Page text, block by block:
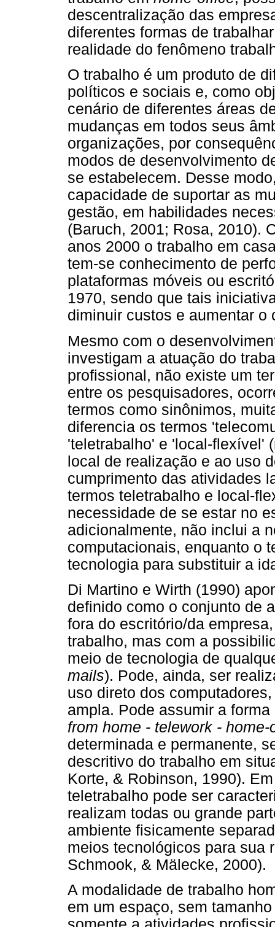
descentralização das
diferentes formas de
realidade do fenômeno
O trabalho é um produto de
políticos e sociais e, como
cenário de diferentes áreas
mudanças em todos seus
organizações, por
modos de desenvolvimento
se estabelecem. Desse
capacidade de suportar as
gestão, em habilidades
(Baruch, 2001; Rosa, 2010).
anos 2000 o trabalho em
tem-se conhecimento de
plataformas móveis ou
1970, sendo que tais
diminuir custos e aumentar o
Mesmo com o
investigam a atuação do
profissional, não existe um
entre os pesquisadores,
termos como sinônimos,
diferencia os termos
'teletrabalho' e 'local-flexível'
local de realização e ao uso
cumprimento das atividades
termos teletrabalho e local-
necessidade de se estar no
adicionalmente, não inclui a
computacionais, enquanto o
tecnologia para substituir a
Di Martino e Wirth (1990)
definido como o conjunto de
fora do escritório/da
trabalho, mas com a
meio de tecnologia de
mails). Pode, ainda, ser
uso direto dos
ampla. Pode assumir a
from home - telework - home-
determinada e permanente,
descritivo do trabalho em
Korte, & Robinson, 1990).
teletrabalho pode ser
realizam todas ou grande
ambiente fisicamente
meios tecnológicos para sua
Schmook, & Mälecke, 2000).
A modalidade de trabalho
em um espaço, sem